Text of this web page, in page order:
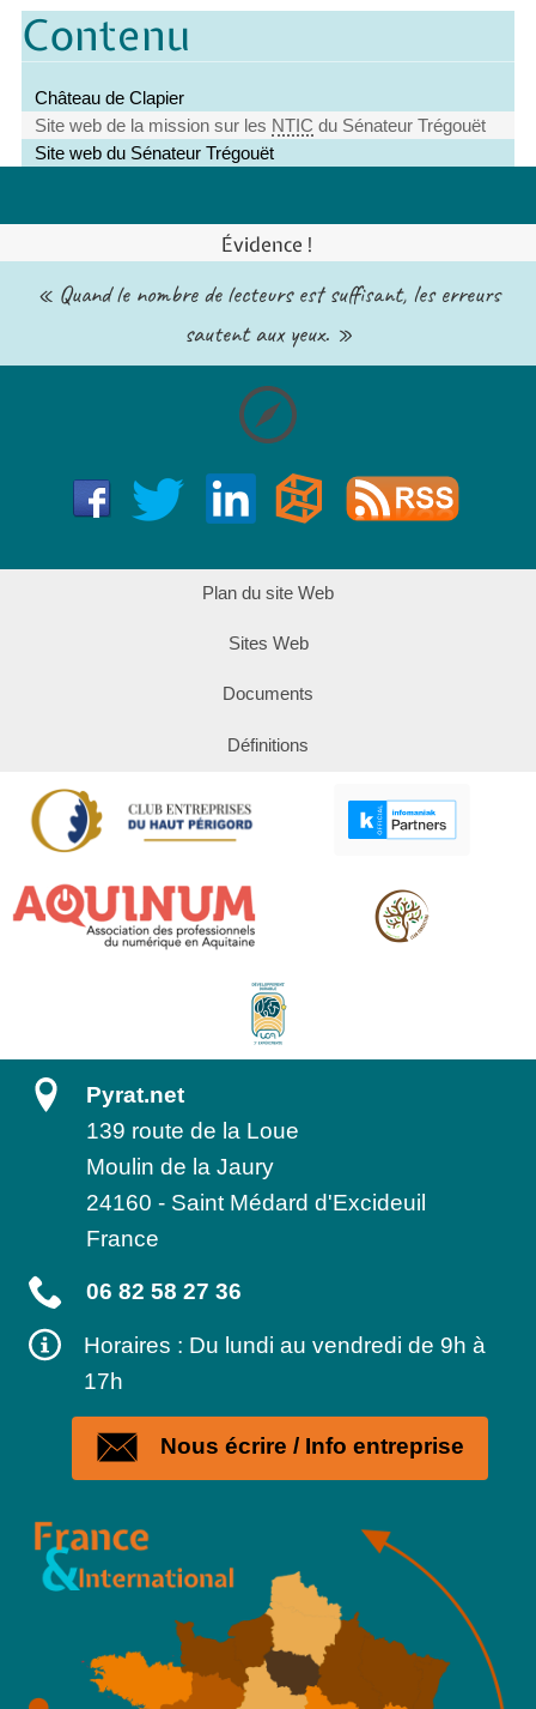
Contenu
Château de Clapier
Site web de la mission sur les NTIC du Sénateur Trégouët
Site web du Sénateur Trégouët
Évidence !
« Quand le nombre de lecteurs est suffisant, les erreurs
sautent aux yeux. »
Plan du site Web
Sites Web
Documents
Définitions
Pyrat.net
139 route de la Loue
Moulin de la Jaury
24160 - Saint Médard d'Excideuil
France
06 82 58 27 36
Horaires : Du lundi au vendredi de 9h à
17h
Nous écrire / Info entreprise